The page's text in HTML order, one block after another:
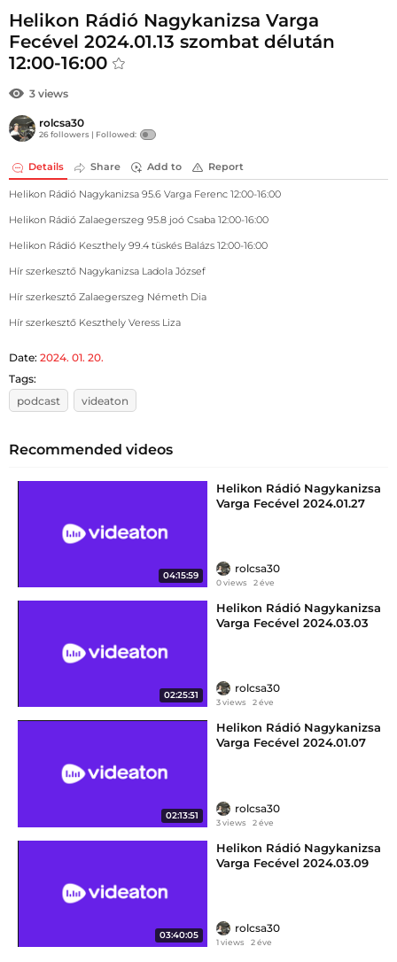
Helikon Rádió Nagykanizsa Varga
Fecével 2024.01.13 szombat délután
12:00-16:00
3 views
rolcsa30
26 followers | Followed:
Details Share Add to Report
Helikon Rádió Nagykanizsa 95.6 Varga Ferenc 12:00-16:00
Helikon Rádió Zalaegerszeg 95.8 joó Csaba 12:00-16:00
Helikon Rádió Keszthely 99.4 tüskés Balázs 12:00-16:00
Hír szerkesztő Nagykanizsa Ladola József
Hír szerkesztő Zalaegerszeg Németh Dia
Hír szerkesztő Keszthely Veress Liza
Date: 2024. 01. 20.
Tags:
podcast
videaton
Recommended videos
04:15:59
Helikon Rádió Nagykanizsa
Varga Fecével 2024.01.27
rolcsa30
0 views 2 éve
02:25:31
Helikon Rádió Nagykanizsa
Varga Fecével 2024.03.03
rolcsa30
3 views 2 éve
02:13:51
Helikon Rádió Nagykanizsa
Varga Fecével 2024.01.07
rolcsa30
3 views 2 éve
03:40:05
Helikon Rádió Nagykanizsa
Varga Fecével 2024.03.09
rolcsa30
1 views 2 éve